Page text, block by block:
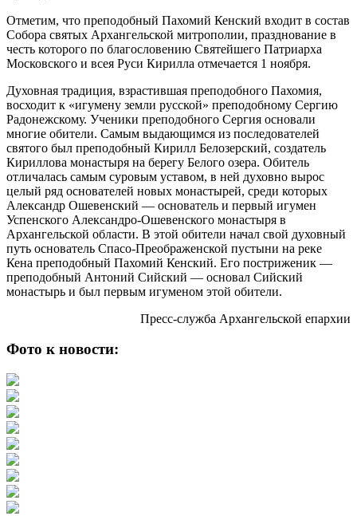
Отметим, что преподобный Пахомий Кенский входит в состав
Собора святых Архангельской митрополии, празднование в
честь которого по благословению Святейшего Патриарха
Московского и всея Руси Кирилла отмечается 1 ноября.
Духовная традиция, взрастившая преподобного Пахомия,
восходит к «игумену земли русской» преподобному Сергию
Радонежскому. Ученики преподобного Сергия основали
многие обители. Самым выдающимся из последователей
святого был преподобный Кирилл Белозерский, создатель
Кириллова монастыря на берегу Белого озера. Обитель
отличалась самым суровым уставом, в ней духовно вырос
целый ряд основателей новых монастырей, среди которых
Александр Ошевенский — основатель и первый игумен
Успенского Александро-Ошевенского монастыря в
Архангельской области. В этой обители начал свой духовный
путь основатель Спасо-Преображенской пустыни на реке
Кена преподобный Пахомий Кенский. Его постриженик —
преподобный Антоний Сийский — основал Сийский
монастырь и был первым игуменом этой обители.
Пресс-служба Архангельской епархии
Фото к новости: